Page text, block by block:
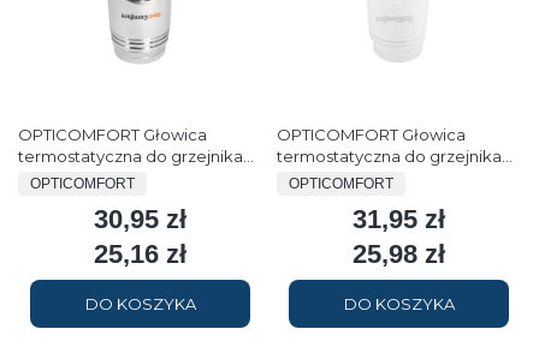
OPTICOMFORT Głowica
termostatyczna do grzejnika
chrom 408
PRODUCENT
OPTICOMFORT
Cena
30,95 zł
Cena
25,16 zł
DO KOSZYKA
OPTICOMFORT Głowica
termostatyczna do grzejnika
biała 408
PRODUCENT
OPTICOMFORT
Cena
31,95 zł
Cena
25,98 zł
DO KOSZYKA